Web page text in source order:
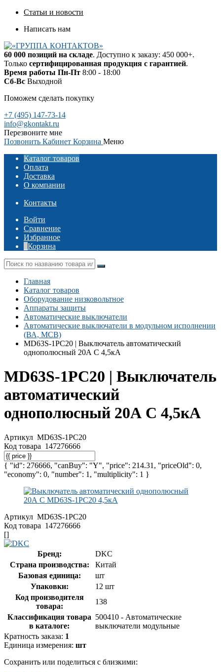
Статьи и новости
Написать нам
60 000 позиций на складе. Доступно к заказу: 450 000+.
Только сертифицированная продукция с гарантией.
Время работы Пн-Пт 8:00 - 18:00
Сб-Вс Выходной
Поможем сделать покупку
+7 (495) 147-73-14
info@gkontakt.ru
Перезвоните мне
Позвонить Кабинет Корзина Меню
Каталог товаров
Оплата
Доставка
О компании
Контакты
Войти
Сравнение
Избранное
Корзина
Главная
Каталог товаров
Оборудование низковольтное
Аппараты защиты
Автоматические выключатели
Автоматические выключатели в модульном исполнении
(ВА, MCB)
MD63S-1PC20 | Выключатель автоматический
однополюсный 20А C 4,5кА
MD63S-1PC20 | Выключатель
автоматический
однополюсный 20А C 4,5кА
Артикул MD63S-1PC20
Код товара 147276666
{ "id": 276666, "canBuy": "Y", "price": 214.31, "priceOld": 0,
"economy": 0, "number": 1, "multiplicity": 1 }
Артикул MD63S-1PC20
Код товара 147276666
[]
Бренд:
DKC
Страна производства:
Китай
Базовая единица:
шт
Упаковки:
12 шт
Код производителя
товара:
138
Классификация товара
в каталоге:
500410 - Автоматические
выключатели модульные
Кратность заказа: 1
Единица измерения: шт
Сохранить или поделиться с близкими: